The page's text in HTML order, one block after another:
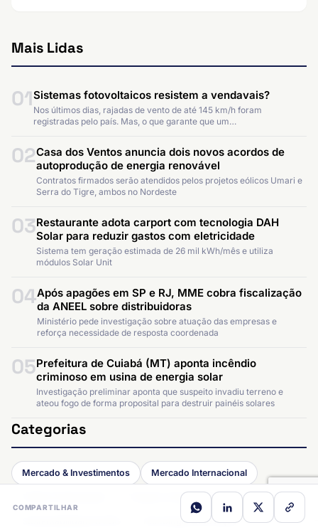
Mais Lidas
01Sistemas fotovoltaicos resistem a vendavais?
Nos últimos dias, rajadas de vento de até 145 km/h foram
registradas pelo país. Mas, o que garante que um…
02Casa dos Ventos anuncia dois novos acordos de
autoprodução de energia renovável
Contratos firmados serão atendidos pelos projetos eólicos Umari e
Serra do Tigre, ambos no Nordeste
03Restaurante adota carport com tecnologia DAH
Solar para reduzir gastos com eletricidade
Sistema tem geração estimada de 26 mil kWh/mês e utiliza
módulos Solar Unit
04Após apagões em SP e RJ, MME cobra fiscalização
da ANEEL sobre distribuidoras
Ministério pede investigação sobre atuação das empresas e
reforça necessidade de resposta coordenada
05Prefeitura de Cuiabá (MT) aponta incêndio
criminoso em usina de energia solar
Investigação preliminar aponta que suspeito invadiu terreno e
ateou fogo de forma proposital para destruir painéis solares
Categorias
Mercado & Investimentos Mercado Internacional
Projetos & Aplicações
Tecnologia & Inovação
COMPARTILHAR